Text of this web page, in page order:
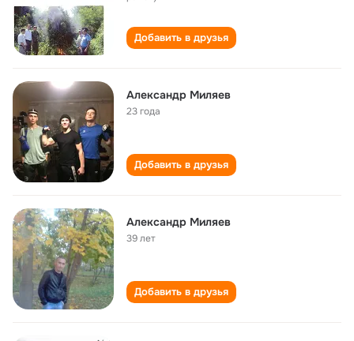
Добавить в друзья
Александр Миляев
23 года
Добавить в друзья
Александр Миляев
39 лет
Добавить в друзья